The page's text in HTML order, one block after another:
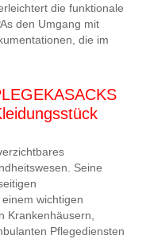
die funktionale
den Umgang mit
die im
Seine
wichtigen
Krankenhäusern,
Pflegediensten